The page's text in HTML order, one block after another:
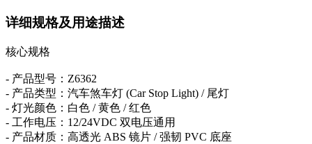
详细规格及用途描述
核心规格
- 产品型号：Z6362
- 产品类型：汽车煞车灯 (Car Stop Light) / 尾灯
- 灯光颜色：白色 / 黄色 / 红色
- 工作电压：12/24VDC 双电压通用
- 产品材质：高透光 ABS 镜片 / 强韧 PVC 底座